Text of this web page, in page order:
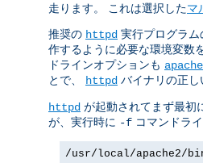
走ります。 これは選択したマ
推奨の httpd 実行プログラム
作するように必要な環境変数
ドラインオプションも
とで、
httpd バイナリの正し
httpd が起動されてまず最初
が、実行時に -f コマンドラ
/usr/local/apache2/